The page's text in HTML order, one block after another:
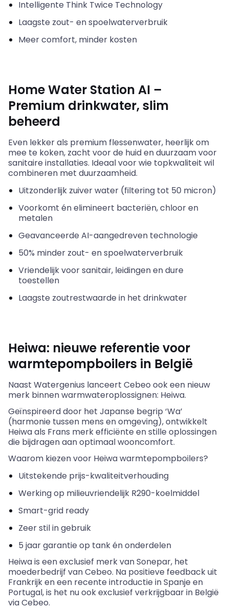
Intelligente Think Twice Technology
Laagste zout- en spoelwaterverbruik
Meer comfort, minder kosten
Home Water Station AI –
Premium drinkwater, slim
beheerd
Even lekker als premium flessenwater, heerlijk om
mee te koken, zacht voor de huid en duurzaam voor
sanitaire installaties. Ideaal voor wie topkwaliteit wil
combineren met duurzaamheid.
Uitzonderlijk zuiver water (filtering tot 50 micron)
Voorkomt én elimineert bacteriën, chloor en
metalen
Geavanceerde AI-aangedreven technologie
50% minder zout- en spoelwaterverbruik
Vriendelijk voor sanitair, leidingen en dure
toestellen
Laagste zoutrestwaarde in het drinkwater
Heiwa: nieuwe referentie voor
warmtepompboilers in België
Naast Watergenius lanceert Cebeo ook een nieuw
merk binnenwarmwateroplossignen: Heiwa.
Geïnspireerd door het Japanse begrip ‘Wa’
(harmonie tussen mens en omgeving), ontwikkelt
Heiwaals Frans merk efficiënte en stille oplossingen
die bijdragen aan optimaal wooncomfort.
Waarom kiezen voor Heiwawarmtepompboilers?
Uitstekende prijs-kwaliteitverhouding
Werking op milieuvriendelijk R290-koelmiddel
Smart-grid ready
Zeer stil in gebruik
5 jaar garantie op tank én onderdelen
Heiwais een exclusief merk vanSonepar, het
moederbedrijf vanCebeo. Na positieve feedback uit
Frankrijk en een recente introductie in Spanje en
Portugal, is het nu ook exclusief verkrijgbaar in België
viaCebeo.